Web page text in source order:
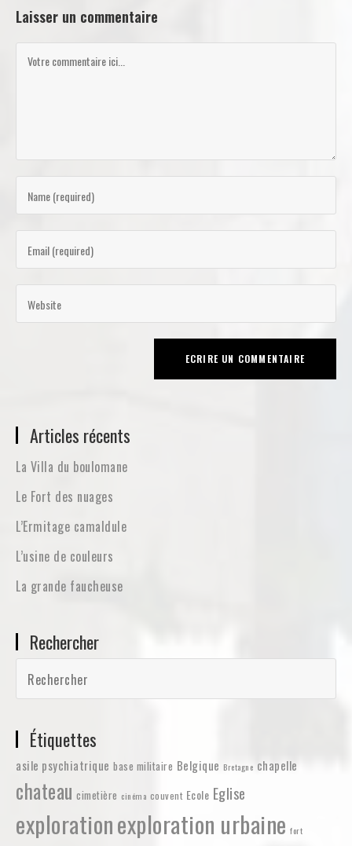
Laisser un commentaire
Articles récents
La Villa du boulomane
Le Fort des nuages
L’Ermitage camaldule
L’usine de couleurs
La grande faucheuse
Rechercher
Étiquettes
asile psychiatrique base militaire Belgique Bretagne chapelle
chateau cimetière cinéma couvent Ecole Eglise
explorationexploration urbaine fort